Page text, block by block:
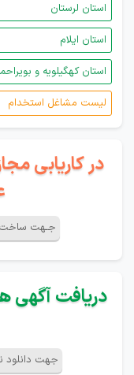
استان لرستان
استان ایلام
استان کهگیلویه و
لیست مشاغل استخدام
در کاریابی
جـهت ساخت
دریافت آگهی
جهت دانلود